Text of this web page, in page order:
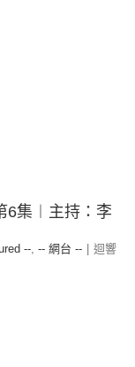
6集︱主持：李
--, -- 網台 --
迴響